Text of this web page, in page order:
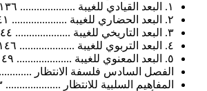
الفصل السادس فلسفة الانتظار .................... ١٥٣
المفاهيم السلبية للانتظار .................... ١٥٣